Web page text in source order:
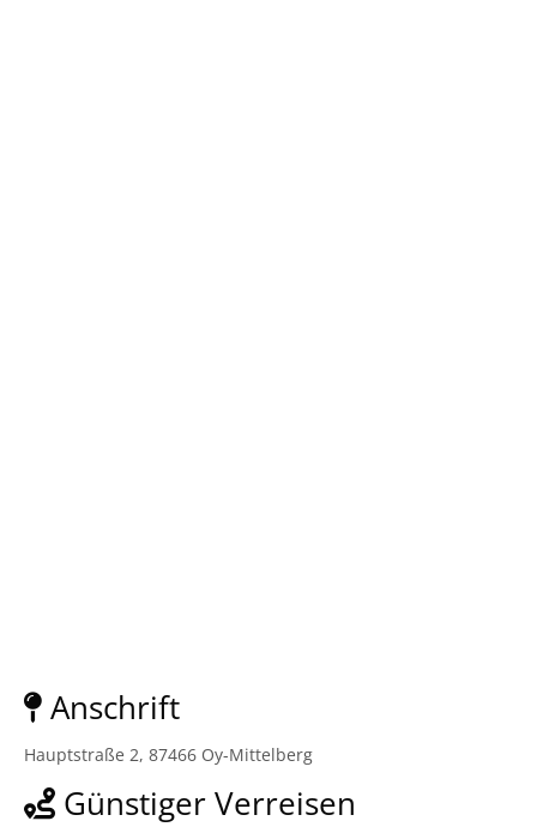
Anschrift
Hauptstraße 2, 87466 Oy-Mittelberg
Günstiger Verreisen